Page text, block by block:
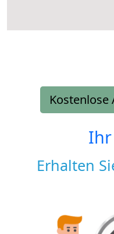
Kostenlose
Erhalten